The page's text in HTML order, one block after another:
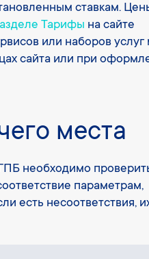
ставкам.
Тарифы на сайте
или наборов
сайта или при
места
необходимо
параметрам,
есть несоответствия,